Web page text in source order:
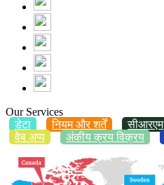
Our Services
डेटा
नियम और शर्तें सीआरएम
वेब अप्प
अंकीय क्रय विक्रय